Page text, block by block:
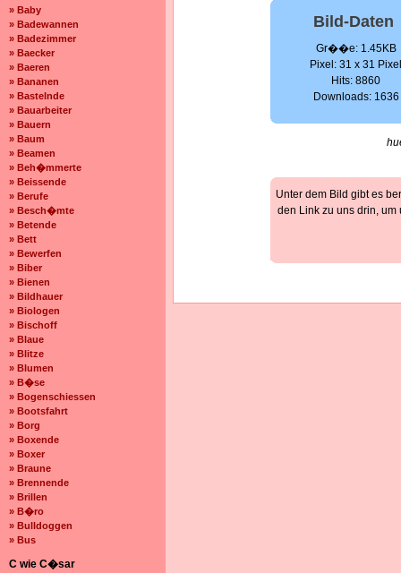
» Baby
» Badewannen
» Badezimmer
» Baecker
» Baeren
» Bananen
» Bastelnde
» Bauarbeiter
» Bauern
» Baum
» Beamen
» Beh�mmerte
» Beissende
» Berufe
» Besch�mte
» Betende
» Bett
» Bewerfen
» Biber
» Bienen
» Bildhauer
» Biologen
» Bischoff
» Blaue
» Blitze
» Blumen
» B�se
» Bogenschiessen
» Bootsfahrt
» Borg
» Boxende
» Boxer
» Braune
» Brennende
» Brillen
» B�ro
» Bulldoggen
» Bus
C wie C�sar
Bild-Daten
Gr��e: 1.45KB
Pixel: 31 x 31
Hits: 8860
Downloads: 1636
Unter dem Bild gibt es
den Link zu uns drin,